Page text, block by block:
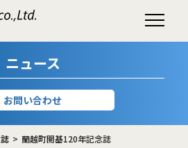
ニュース
お問い合わせ
蘭越町開基120年記念誌